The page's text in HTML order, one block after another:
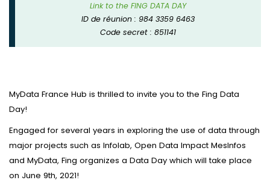
Link to the FING DATA DAY
ID de réunion : 984 3359 6463
Code secret : 851141
MyData France Hub is thrilled to invite you to the Fing Data
Day!
Engaged for several years in exploring the use of data through
major projects such as Infolab, Open Data Impact MesInfos
and MyData, Fing organizes a Data Day which will take place
on June 9th, 2021!